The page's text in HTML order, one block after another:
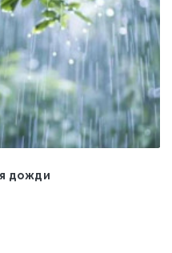
Алиева